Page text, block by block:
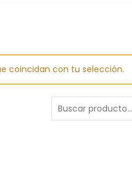
coincidan con tu selección.
Buscar